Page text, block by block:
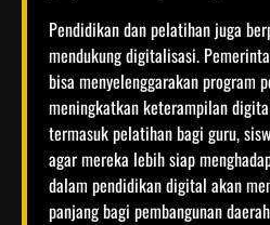
Pendidikan dan pelatihan juga
mendukung digitalisasi.
bisa menyelenggarakan program
meningkatkan keterampilan
termasuk pelatihan bagi guru,
agar mereka lebih siap
dalam pendidikan digital akan
panjang bagi pembangunan